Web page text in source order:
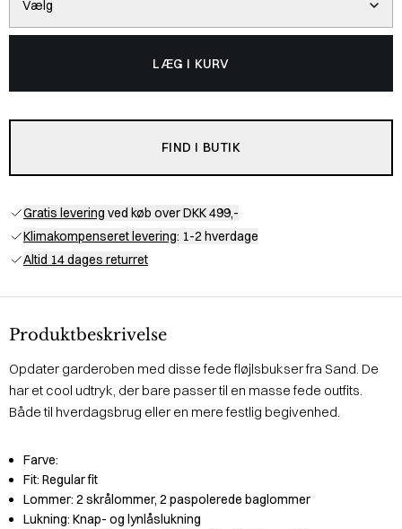
Vælg
LÆG I KURV
FIND I BUTIK
Gratis levering ved køb over DKK 499,-
Klimakompenseret levering: 1-2 hverdage
Altid 14 dages returret
Produktbeskrivelse
Opdater garderoben med disse fede fløjlsbukser fra Sand. De
har et cool udtryk, der bare passer til en masse fede outfits.
Både til hverdagsbrug eller en mere festlig begivenhed.
Farve:
Fit: Regular fit
Lommer: 2 skrålommer, 2 paspolerede baglommer
Lukning: Knap- og lynlåslukning